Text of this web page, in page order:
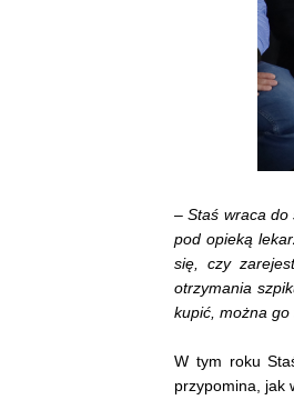
–Staś wraca do
pod opieką
się, czy
otrzymania
kupić, można
W tym roku
przypomina, jak